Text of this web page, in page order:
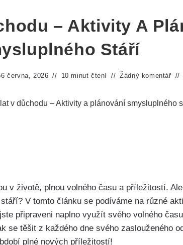
– Aktivity A
Stáří
6 června, 2026 10 minut čtení Žádný komentář
v důchodu – Aktivity a plánování smysluplného
v životě, plnou volného času a příležitostí.
V tomto článku se podíváme na různé
připraveni naplno využít svého volného
se těšit z každého dne svého zaslouženého
plné nových příležitostí!